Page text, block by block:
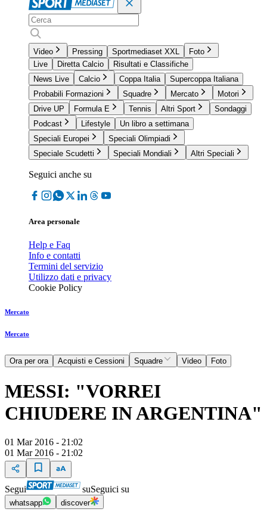
Video Pressing Sportmediaset XXL
Foto
Live
Diretta Calcio
Risultati e Classifiche
News Live
Calcio Coppa Italia
Supercoppa Italiana
Probabili Formazioni
Squadre Mercato
Motori
Drive UP
Formula E Tennis Altri Sport
Sondaggi
Podcast
Lifestyle
Un libro a settimana
Speciali Europei
Speciali Olimpiadi
Speciale Scudetti
Speciali Mondiali Altri Speciali
Seguici anche su
Area personale
Help e Faq
Info e contatti
Termini del servizio
Utilizzo dati e privacy
Cookie Policy
Mercato
Mercato
Ora per ora Acquisti e Cessioni Squadre Video Foto
MESSI: "VORREI
CHIUDERE IN ARGENTINA"
01 Mar 2016 - 21:02
01 Mar 2016 - 21:02
Segui suSeguici su
whatsapp discover